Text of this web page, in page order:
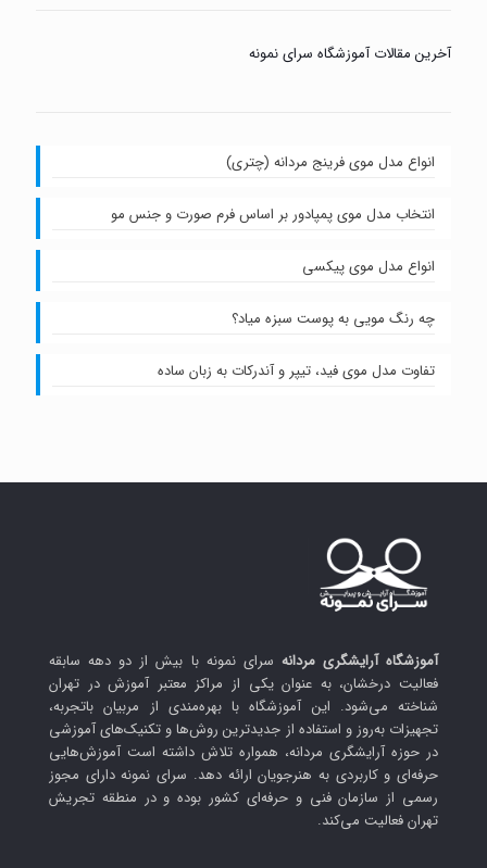
آخرین مقالات آموزشگاه سرای نمونه
انواع مدل موی فرینج مردانه (چتری)
انتخاب مدل موی پمپادور بر اساس فرم صورت و جنس مو
انواع مدل موی پیکسی
چه رنگ مویی به پوست سبزه میاد؟
تفاوت مدل موی فید، تیپر و آندرکات به زبان ساده
آموزشگاه آرایشگری مردانه سرای نمونه با بیش از دو دهه سابقه
فعالیت درخشان، به عنوان یکی از مراکز معتبر آموزش در تهران
شناخته می‌شود. این آموزشگاه با بهره‌مندی از مربیان باتجربه،
تجهیزات به‌روز و استفاده از جدیدترین روش‌ها و تکنیک‌های آموزشی
در حوزه آرایشگری مردانه، همواره تلاش داشته است آموزش‌هایی
حرفه‌ای و کاربردی به هنرجویان ارائه دهد. سرای نمونه دارای مجوز
رسمی از سازمان فنی و حرفه‌ای کشور بوده و در منطقه تجریش
تهران فعالیت می‌کند.